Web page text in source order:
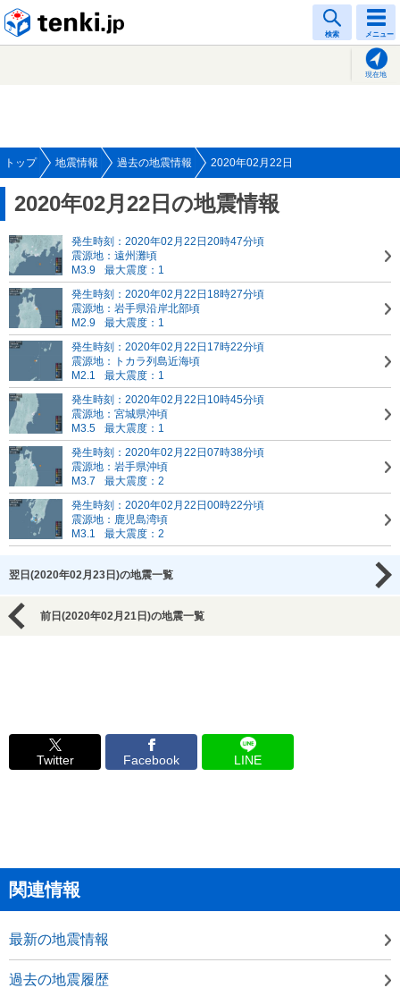
検索 メニュー
現在地
トップ 地震情報 過去の地震情報 2020年02月22日
2020年02月22日の地震情報
発生時刻：2020年02月22日20時47分頃
震源地：遠州灘頃
M3.9
最大震度：1
発生時刻：2020年02月22日18時27分頃
震源地：岩手県沿岸北部頃
M2.9
最大震度：1
発生時刻：2020年02月22日17時22分頃
震源地：トカラ列島近海頃
M2.1
最大震度：1
発生時刻：2020年02月22日10時45分頃
震源地：宮城県沖頃
M3.5
最大震度：1
発生時刻：2020年02月22日07時38分頃
震源地：岩手県沖頃
M3.7
最大震度：2
発生時刻：2020年02月22日00時22分頃
震源地：鹿児島湾頃
M3.1
最大震度：2
翌日(2020年02月23日)の地震一覧
前日(2020年02月21日)の地震一覧
Twitter Facebook LINE
関連情報
最新の地震情報
過去の地震履歴